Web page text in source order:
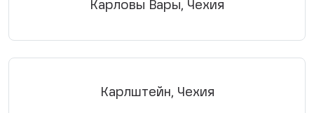
Карловы Вары, Чехия
Карлштейн, Чехия